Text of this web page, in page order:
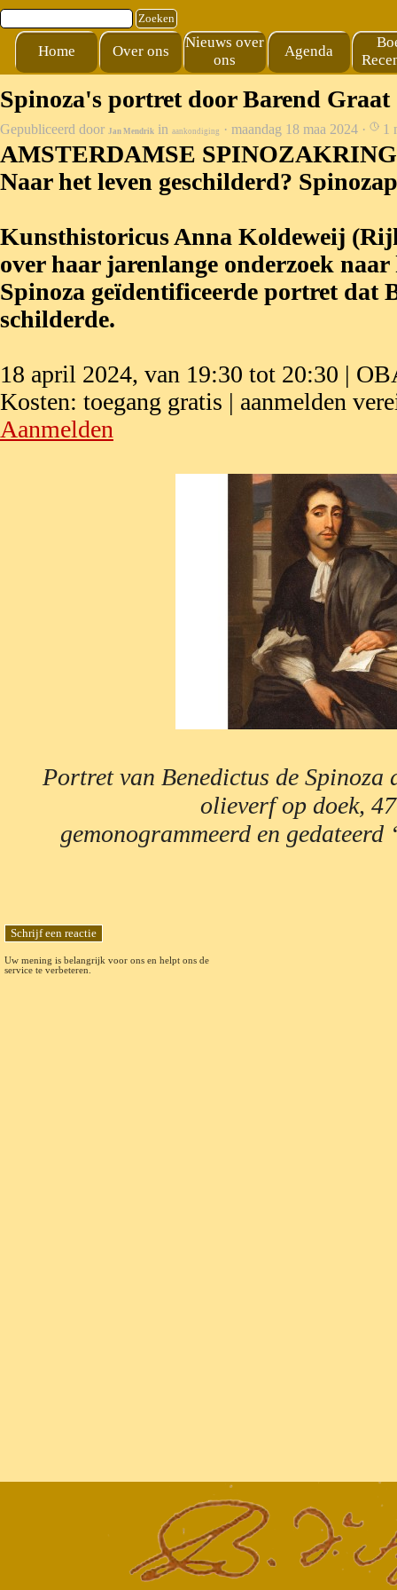
Ga naar de inhoud
Zoeken
Home Over ons
Nieuws over
ons
Agenda
Spinoza's portret door Barend Graat
Gepubliceerd door Jan Mendrik in aankondiging · maandag 18 maa 2024 · 1
AMSTERDAMSE
Naar het leven geschilderd?
Kunsthistoricus Anna Koldeweij
over haar jarenlange onderzoek naar
Spinoza geïdentificeerde portret dat
schilderde.
18 april 2024, van 19:30 tot 20:30 |
Kosten: toegang gratis | aanmelden
Aanmelden
Portret van Benedictus de Spinoza
olieverf op doek,
gemonogrammeerd en gedateerd
Uw mening is belangrijk voor ons en helpt ons de
service te verbeteren.